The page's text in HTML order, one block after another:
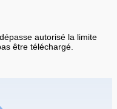
autorisé la limite
être téléchargé.